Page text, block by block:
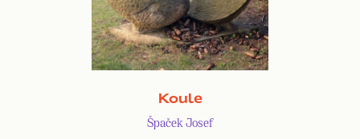
Koule
Špaček Josef